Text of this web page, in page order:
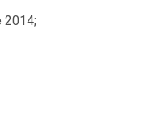
2014;